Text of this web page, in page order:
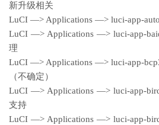
新升级相关
LuCI —> Applications —> luci-app-
LuCI —> Applications —> luci-app-
理
LuCI —> Applications —> luci-app-
（不确定）
LuCI —> Applications —> luci-app-
支持
LuCI —> Applications —> luci-app-